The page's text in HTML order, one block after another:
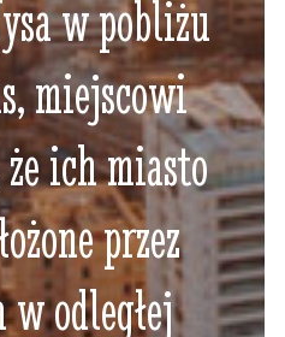
w pobliżu
miejscowi
ich miasto
przez
odległej